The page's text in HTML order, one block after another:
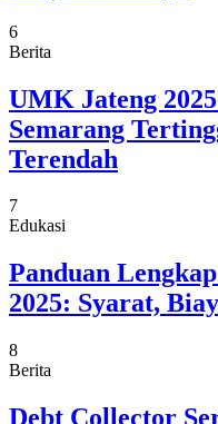
6
Berita
UMK Jateng
Semarang
Terendah
7
Edukasi
Panduan
2025: Syarat,
8
Berita
Debt Collector